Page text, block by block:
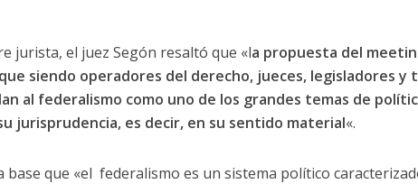
jurista, el juez Segón resaltó que «la propuesta del
siendo operadores del derecho, jueces, legisladores y
al federalismo como uno de los grandes temas de
jurisprudencia, es decir, en su sentido material«.
que «el federalismo es un sistema político